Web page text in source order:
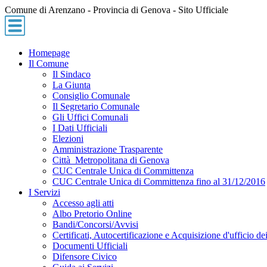
Comune di Arenzano - Provincia di Genova - Sito Ufficiale
Homepage
Il Comune
Il Sindaco
La Giunta
Consiglio Comunale
Il Segretario Comunale
Gli Uffici Comunali
I Dati Ufficiali
Elezioni
Amministrazione Trasparente
Città Metropolitana di Genova
CUC Centrale Unica di Committenza
CUC Centrale Unica di Committenza fino al 31/12/2016
I Servizi
Accesso agli atti
Albo Pretorio Online
Bandi/Concorsi/Avvisi
Certificati, Autocertificazione e Acquisizione d'ufficio
Documenti Ufficiali
Difensore Civico